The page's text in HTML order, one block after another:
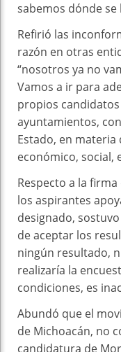
sabemos dónde se
Refirió las
razón en otras
“nosotros ya no
Vamos a ir para
propios
ayuntamientos,
Estado, en
económico, social,
Respecto a la
los aspirantes
designado,
de aceptar los
ningún resultado,
realizaría la
condiciones, es
Abundó que el
de Michoacán, no
candidatura de